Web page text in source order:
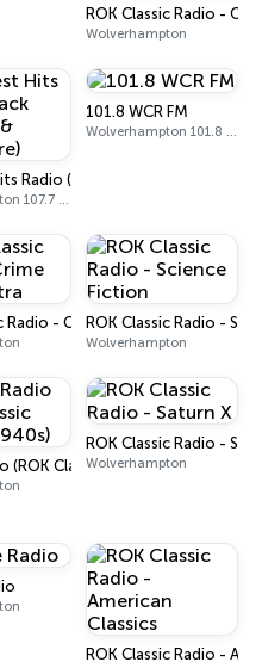
ROK Classic Radio -
Wolverhampton
Radio (Black Country &
Wolverhampton 107.7 FM
101.8 WCR FM
Wolverhampton 101.8 FM
Radio - Crime Radio Extra
ROK Classic Radio -
Wolverhampton
Channel
(ROK Classic Radio - 1940s)
ROK Classic Radio -
Wolverhampton
ROK Classic Radio -